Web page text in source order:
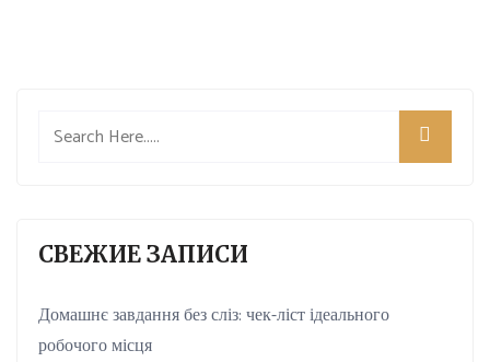
СВЕЖИЕ ЗАПИСИ
Домашнє завдання без сліз: чек-ліст ідеального
робочого місця